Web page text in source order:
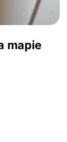
mapie